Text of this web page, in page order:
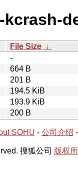
kcrash-
File Size ↓
-
664 B
201 B
194.5 KiB
193.9 KiB
200 B
SOHU - 公司介绍 -
搜狐公司 版权